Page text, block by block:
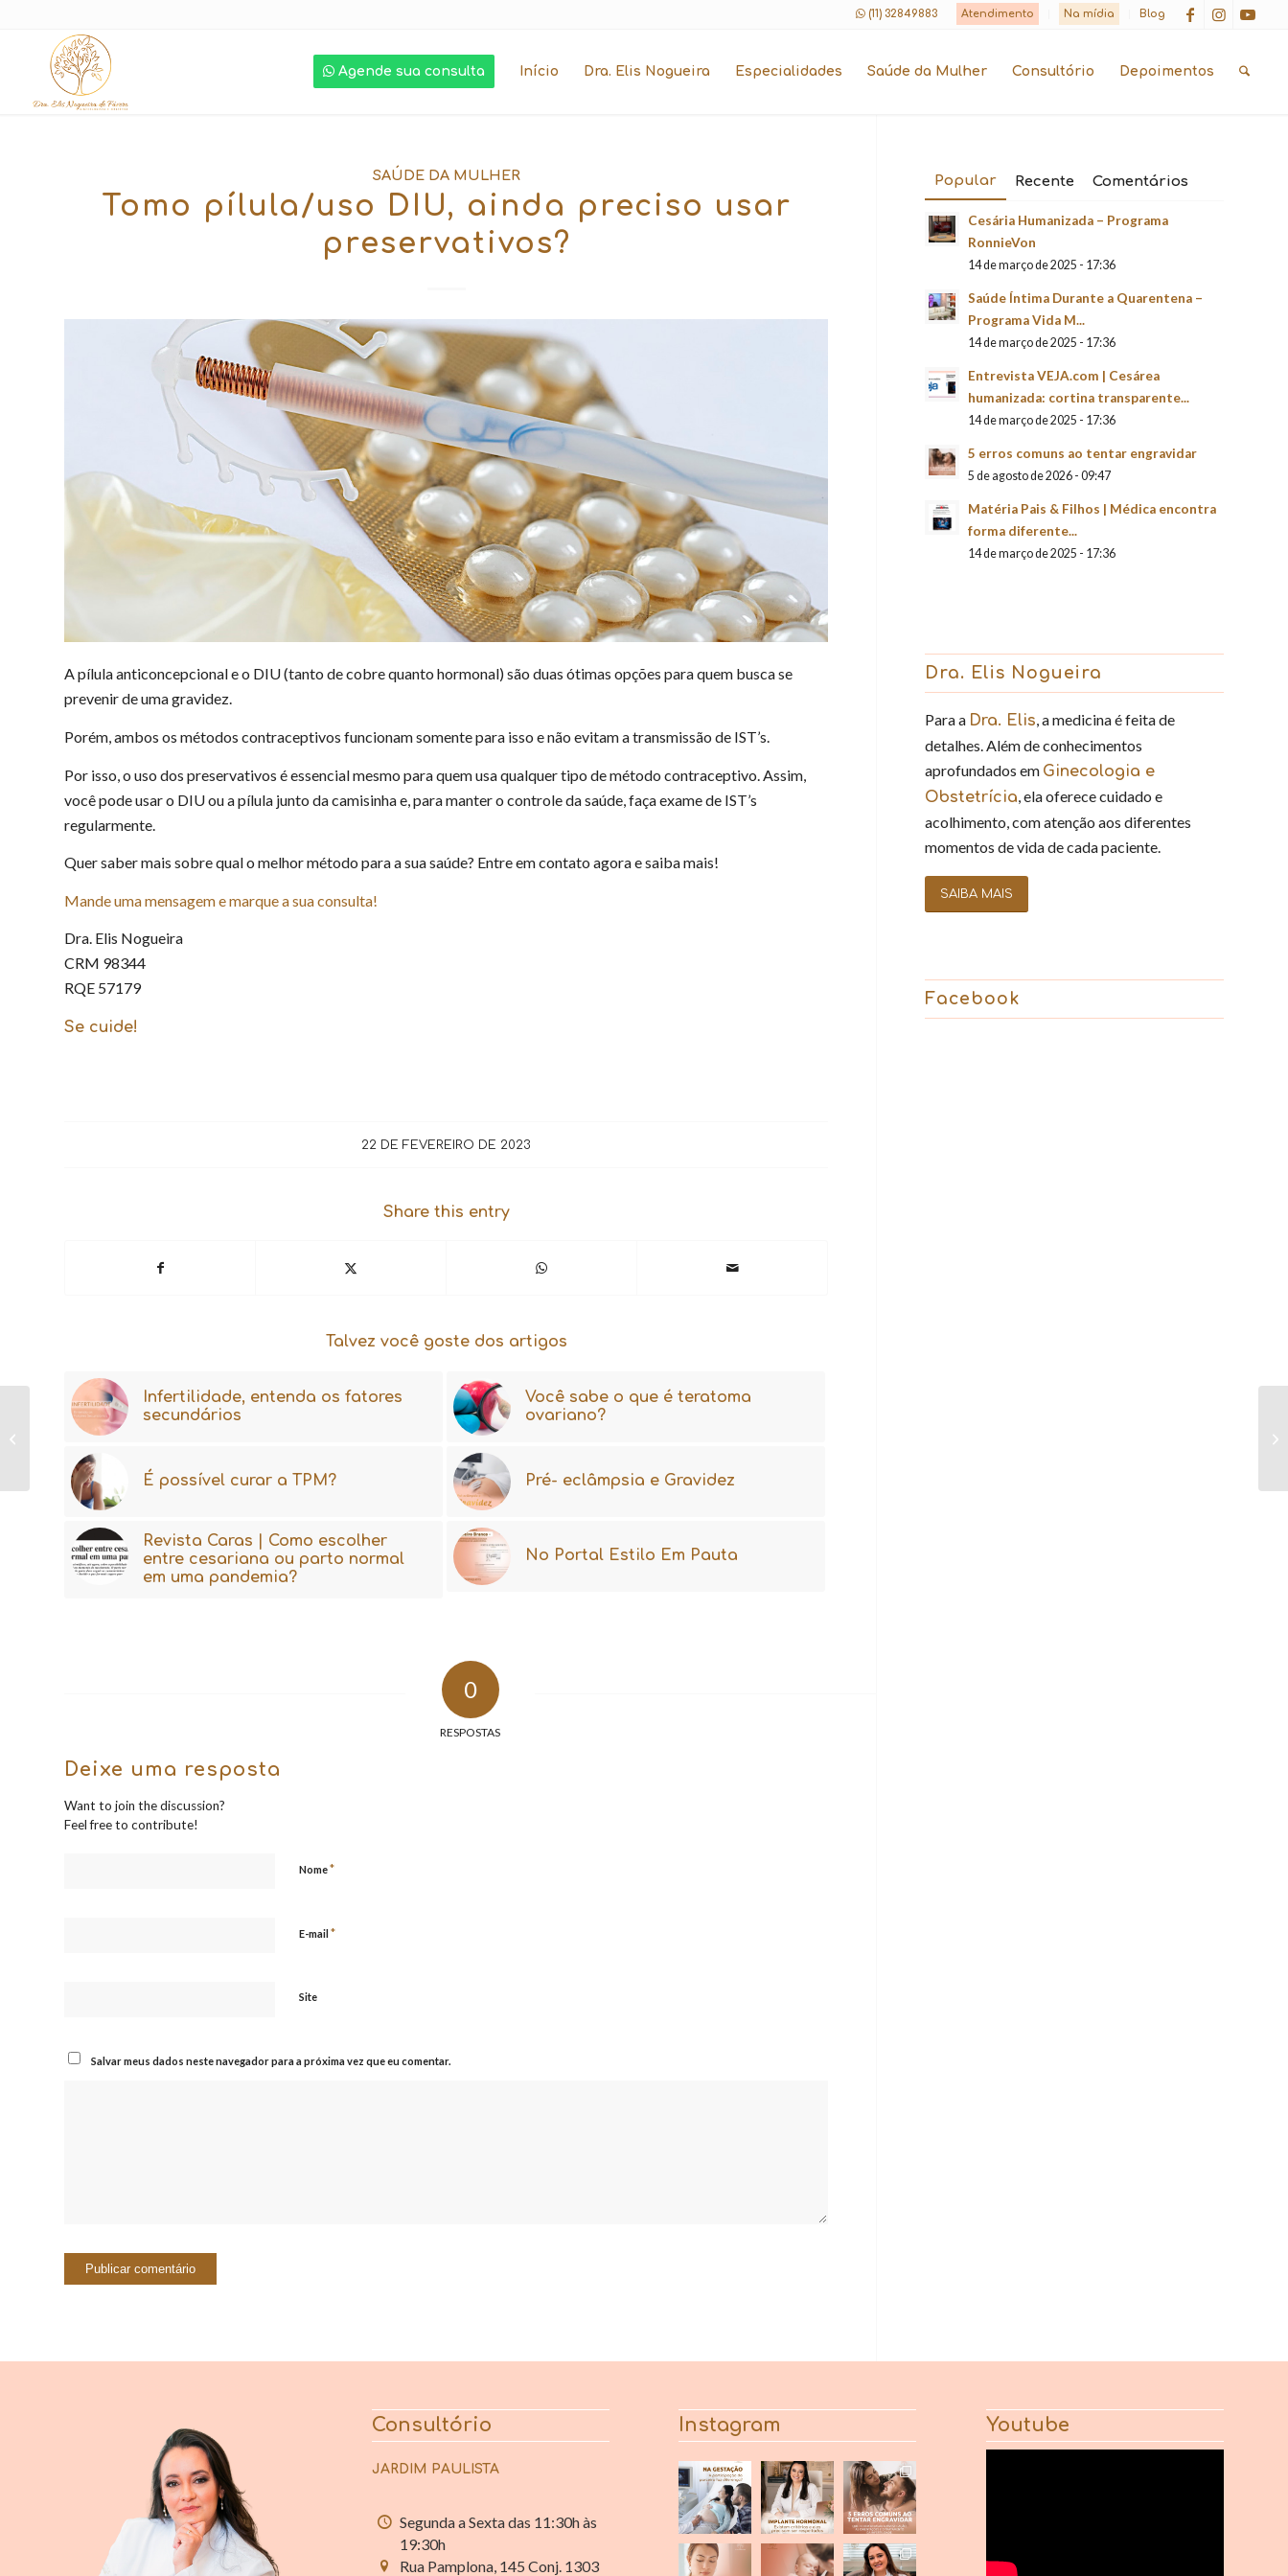
Atendimento Na mídia Blog
(11) 32849883
Agende sua consulta Início Dra. Elis Nogueira Especialidades Saúde da Mulher Consultório Depoimentos
SAÚDE DA MULHER
Tomo pílula/uso DIU, ainda preciso usar
preservativos?
A pílula anticoncepcional e o DIU (tanto de cobre quanto hormonal) são duas ótimas opções para quem busca se
prevenir de uma gravidez.
Porém, ambos os métodos contraceptivos funcionam somente para isso e não evitam a transmissão de IST’s.
Por isso, o uso dos preservativos é essencial mesmo para quem usa qualquer tipo de método contraceptivo. Assim,
você pode usar o DIU ou a pílula junto da camisinha e, para manter o controle da saúde, faça exame de IST’s
regularmente.
Quer saber mais sobre qual o melhor método para a sua saúde? Entre em contato agora e saiba mais!
Mande uma mensagem e marque a sua consulta!
Dra. Elis Nogueira
CRM 98344
RQE 57179
Se cuide!
22 DE FEVEREIRO DE 2023
Share this entry
Talvez você goste dos artigos
Infertilidade, entenda os fatores
secundários
Você sabe o que é teratoma
ovariano?
É possível curar a TPM? Pré- eclâmpsia e Gravidez
Revista Caras | Como escolher
entre cesariana ou parto normal
em uma pandemia?
No Portal Estilo Em Pauta
0
RESPOSTAS
Deixe uma resposta
Want to join the discussion?
Feel free to contribute!
Nome*
E-mail *
Site
Salvar meus dados neste navegador para a próxima vez que eu comentar.
Popular Recente Comentários
Cesária Humanizada – Programa
RonnieVon
14 de março de 2025 - 17:36
Saúde Íntima Durante a Quarentena –
Programa Vida M...
14 de março de 2025 - 17:36
Entrevista VEJA.com | Cesárea
humanizada: cortina transparente...
14 de março de 2025 - 17:36
5 erros comuns ao tentar engravidar
5 de agosto de 2026 - 09:47
Matéria Pais & Filhos | Médica encontra
forma diferente...
14 de março de 2025 - 17:36
Dra. Elis Nogueira
Para a Dra. Elis, a medicina é feita de
detalhes. Além de conhecimentos
aprofundados em Ginecologia e
Obstetrícia, ela oferece cuidado e
acolhimento, com atenção aos diferentes
momentos de vida de cada paciente.
SAIBA MAIS
Facebook
Consultório
JARDIM PAULISTA
Segunda a Sexta das 11:30h às
19:30h
Rua Pamplona, 145 Conj. 1303
Instagram Youtube
Sinais de problema no